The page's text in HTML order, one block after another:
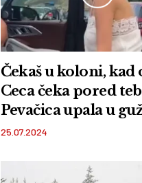
Čekaš u koloni, kad
Ceca čeka pored
Pevačica upala u
putu, pa iskoristila
25.07.2024